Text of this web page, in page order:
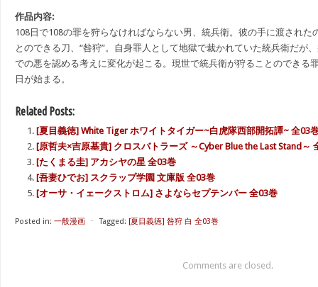
作品内容:
108日で108の罪を狩らなければならない男、統兵衛。彼の手に渡された
とのできる刀、“咎狩”。自身罪人として地獄で裁かれていた統兵衛だが
での悪を認める考えに変化が起こる。現世で統兵衛が狩ることのできる
日が始まる。
Related Posts:
[夏目義徳] White Tiger ホワイトタイガー~白虎隊西部開拓譚~ 全03
[原哲夫×吉原基貴] クロスバトラーズ ～Cyber Blue the Last Stand～
[たくまる圭] アカシヤの星 全03巻
[吾妻ひでお] スクラップ学園 文庫版 全03巻
[オーサ・イェークストロム] さよならセプテンバー 全03巻
Posted in: 一般漫画 ⋅ Tagged: [夏目義徳] 咎狩 白 全03巻
Comments are closed.